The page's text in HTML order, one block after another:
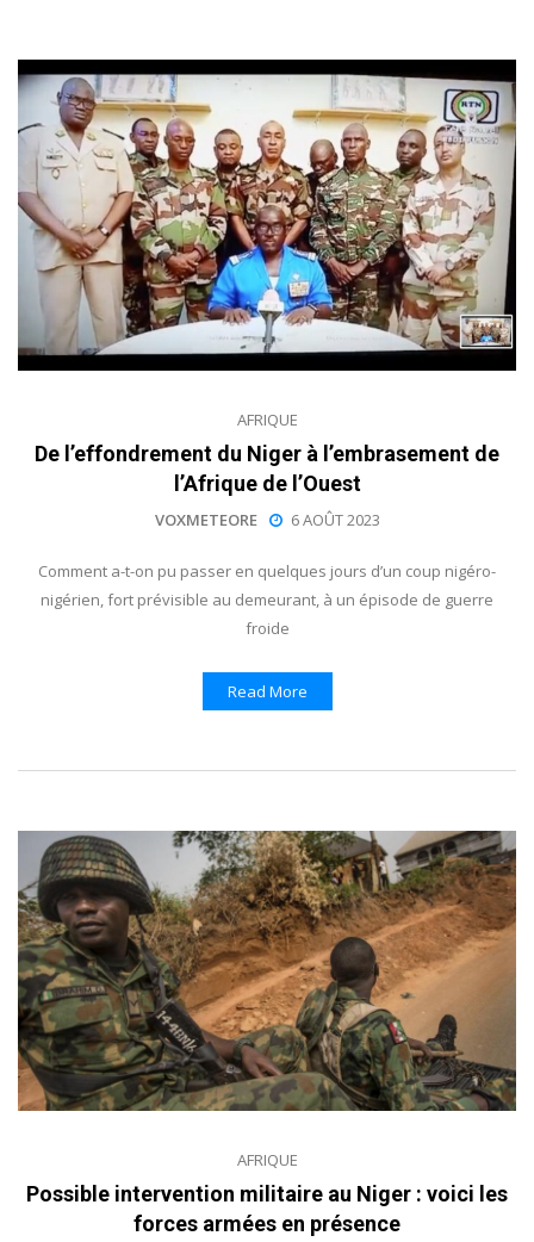
AFRIQUE
De l’effondrement du Niger à l’embrasement de
l’Afrique de l’Ouest
VOXMETEORE 6 AOÛT 2023
Comment a-t-on pu passer en quelques jours d’un coup nigéro-
nigérien, fort prévisible au demeurant, à un épisode de guerre
froide
Read More
AFRIQUE
Possible intervention militaire au Niger : voici les
forces armées en présence